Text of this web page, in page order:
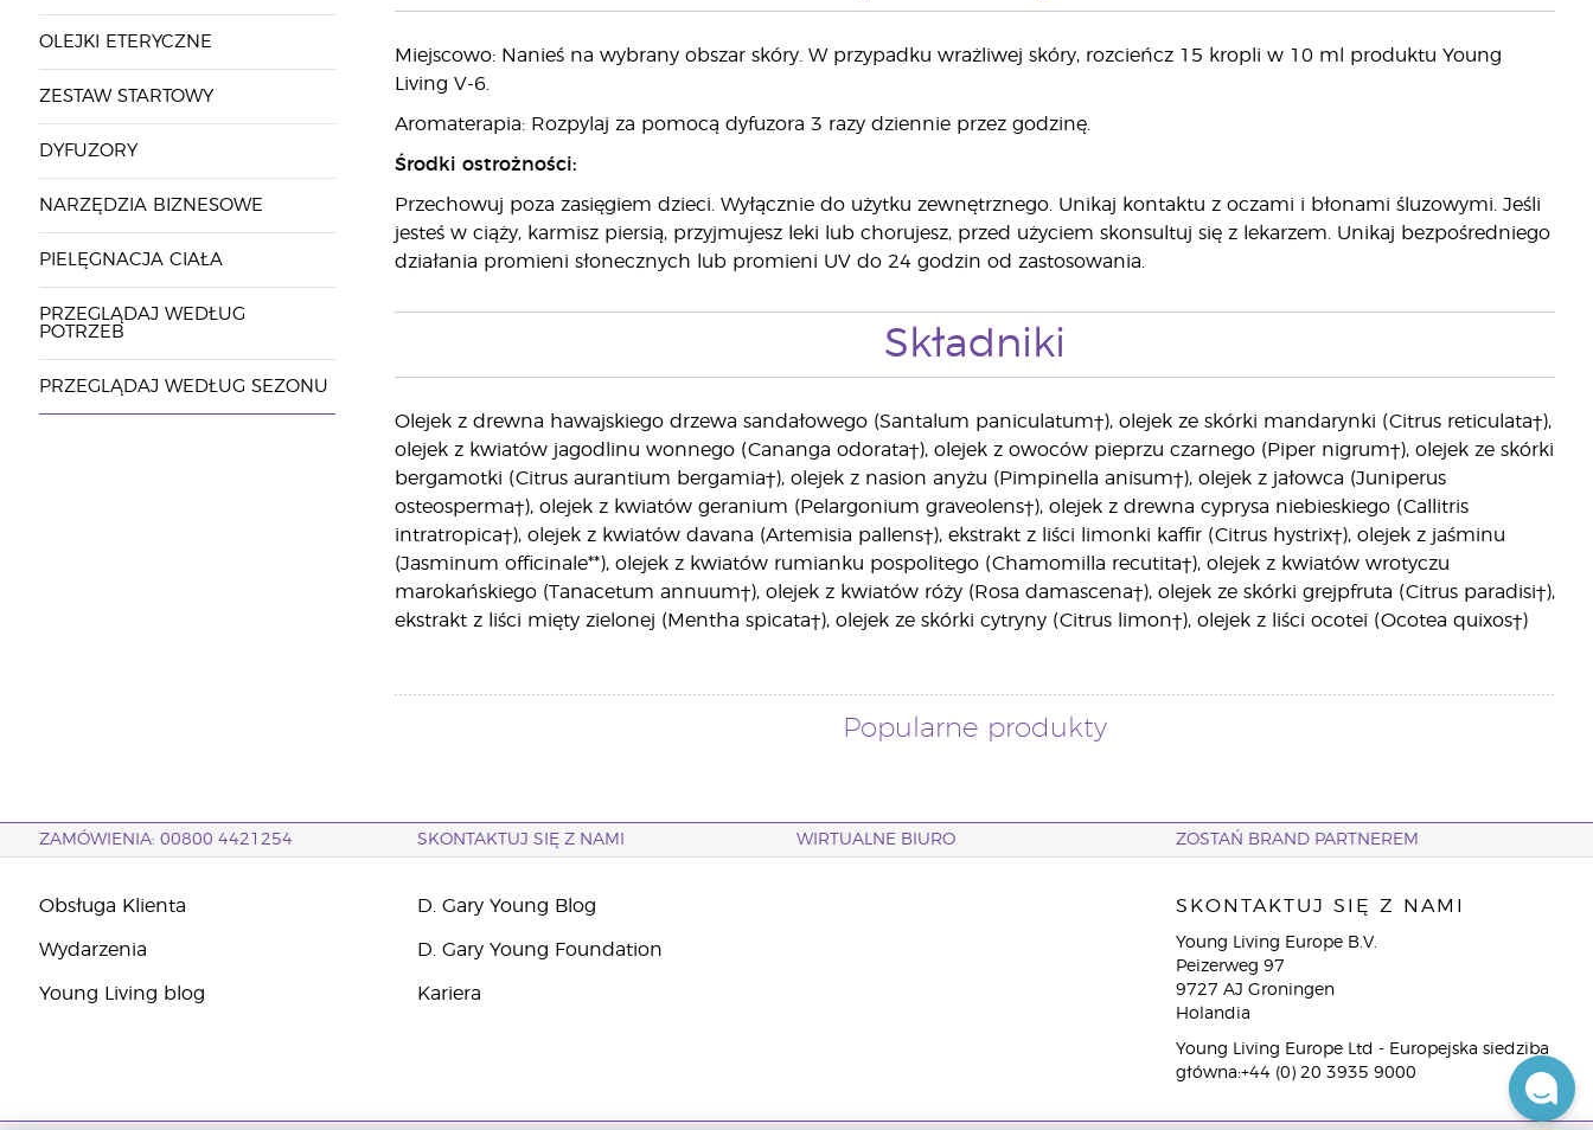
OLEJKI ETERYCZNE
ZESTAW STARTOWY
DYFUZORY
NARZĘDZIA BIZNESOWE
PIELĘGNACJA CIAŁA
PRZEGLĄDAJ WEDŁUG
POTRZEB
PRZEGLĄDAJ WEDŁUG SEZONU
Miejscowo: Nanieś na wybrany obszar skóry. W przypadku wrażliwej skóry, rozcieńcz 15 kropli w 10 ml produktu Young
Living V-6.
Aromaterapia: Rozpylaj za pomocą dyfuzora 3 razy dziennie przez godzinę.
Środki ostrożności:
Przechowuj poza zasięgiem dzieci. Wyłącznie do użytku zewnętrznego. Unikaj kontaktu z oczami i błonami śluzowymi. Jeśli
jesteś w ciąży, karmisz piersią, przyjmujesz leki lub chorujesz, przed użyciem skonsultuj się z lekarzem. Unikaj bezpośredniego
działania promieni słonecznych lub promieni UV do 24 godzin od zastosowania.
Składniki
Olejek z drewna hawajskiego drzewa sandałowego (Santalum paniculatum†), olejek ze skórki mandarynki (Citrus reticulata†),
olejek z kwiatów jagodlinu wonnego (Cananga odorata†), olejek z owoców pieprzu czarnego (Piper nigrum†), olejek ze skórki
bergamotki (Citrus aurantium bergamia†), olejek z nasion anyżu (Pimpinella anisum†), olejek z jałowca (Juniperus
osteosperma†), olejek z kwiatów geranium (Pelargonium graveolens†), olejek z drewna cyprysa niebieskiego (Callitris
intratropica†), olejek z kwiatów davana (Artemisia pallens†), ekstrakt z liści limonki kaffir (Citrus hystrix†), olejek z jaśminu
(Jasminum officinale**), olejek z kwiatów rumianku pospolitego (Chamomilla recutita†), olejek z kwiatów wrotyczu
marokańskiego (Tanacetum annuum†), olejek z kwiatów róży (Rosa damascena†), olejek ze skórki grejpfruta (Citrus paradisi†),
ekstrakt z liści mięty zielonej (Mentha spicata†), olejek ze skórki cytryny (Citrus limon†), olejek z liści ocotei (Ocotea quixos†)
Popularne produkty
ZAMÓWIENIA: 00800 4421254 SKONTAKTUJ SIĘ Z NAMI WIRTUALNE BIURO ZOSTAŃ BRAND PARTNEREM
Obsługa Klienta
Wydarzenia
Young Living blog
D. Gary Young Blog
D. Gary Young Foundation
Kariera
SKONTAKTUJ SIĘ Z NAMI
Young Living Europe B.V.
Peizerweg 97
9727 AJ Groningen
Holandia
Young Living Europe Ltd - Europejska siedziba
główna:+44 (0) 20 3935 9000